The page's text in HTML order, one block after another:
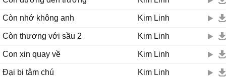
Còn nhớ không anh Kim Linh
Còn thương với sầu 2 Kim Linh
Con xin quay về Kim Linh
Đại bi tâm chú Kim Linh